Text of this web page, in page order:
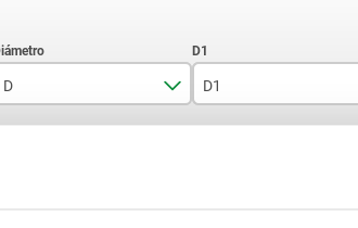
D
16
25
D1
7
10,6